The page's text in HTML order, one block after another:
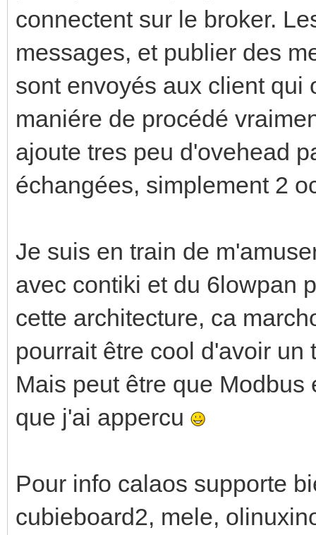
connectent sur le broker.
messages, et publier des
sont envoyés aux client qui
maniére de procédé
ajoute tres peu d'ovehead
échangées, simplement 2
Je suis en train de
avec contiki et du 6lowpan
cette architecture, ca
pourrait être cool d'avoir
Mais peut être que
que j'ai appercu
Pour info calaos supporte
cubieboard2, mele,